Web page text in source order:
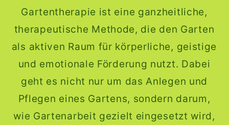
Gartentherapie ist eine ganzheitliche,
therapeutische Methode, die den Garten
als aktiven Raum für körperliche, geistige
und emotionale Förderung nutzt. Dabei
geht es nicht nur um das Anlegen und
Pflegen eines Gartens, sondern darum,
wie Gartenarbeit gezielt eingesetzt wird,